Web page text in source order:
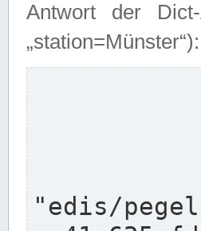
Antwort der
„station=Münster“):
"edis/